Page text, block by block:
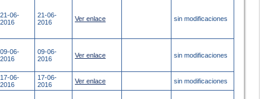
21-06-
2016
21-06-
2016
Ver enlace sin modificaciones
09-06-
2016
09-06-
2016
Ver enlace sin modificaciones
17-06-
2016
17-06-
2016
Ver enlace sin modificaciones